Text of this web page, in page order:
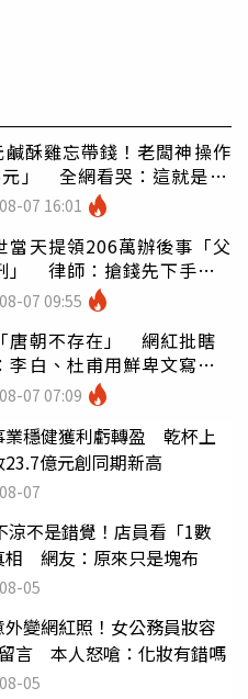
酥雞忘帶錢！老闆神操作
元」 全網看哭：這就是台
07 16:01
當天提領206萬辦後事「父
」 律師：搶錢先下手是
07 09:55
唐朝不存在」 網紅批瞎
李白、杜甫用鮮卑文寫
07 07:09
業穩健獲利虧轉盈 乾杯上
億元創同期新高
07
涼不是錯覺！店員看「1數
相 網友：原來只是塊布
05
外變網紅照！女公務員妝容
言 本人怒嗆：化妝有錯嗎
05